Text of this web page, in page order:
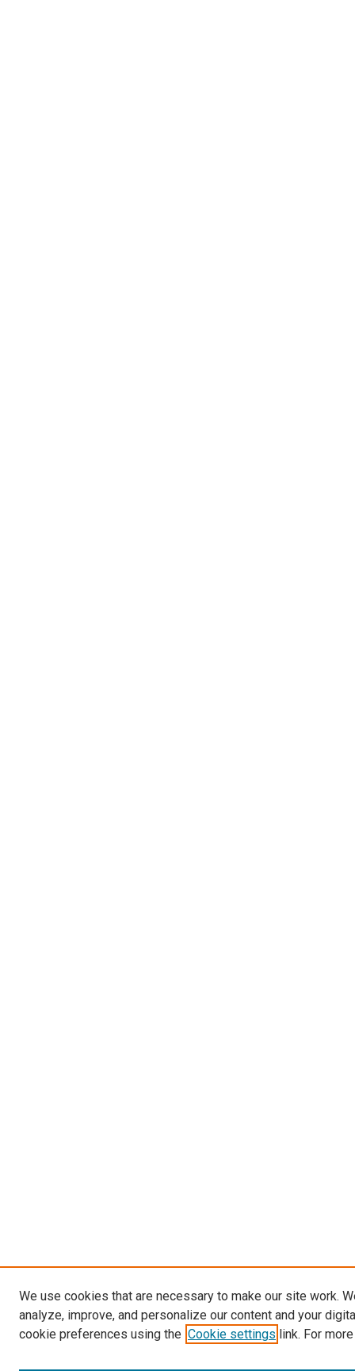
We use cookies that are necessary to make our site work.
analyze, improve, and personalize our content and your
cookie preferences using the Cookie settings link. For